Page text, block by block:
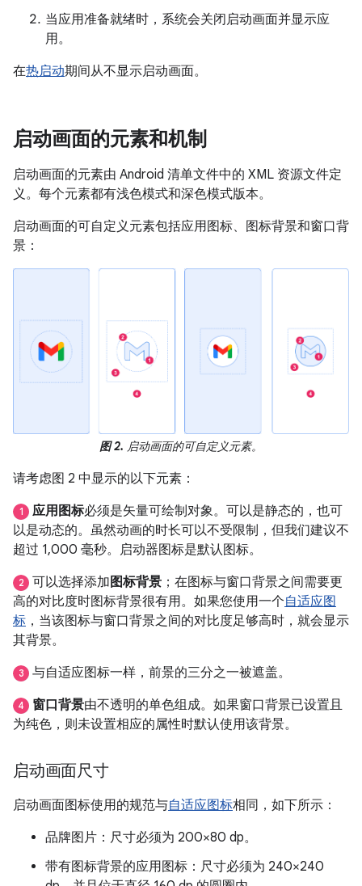
当应用准备就绪时，系统会关闭启动画面并显示应
用。
在热启动期间从不显示启动画面。
启动画面的元素和机制
启动画面的元素由 Android 清单文件中的 XML 资源文件定
义。每个元素都有浅色模式和深色模式版本。
启动画面的可自定义元素包括应用图标、图标背景和窗口背
景：
图 2. 启动画面的可自定义元素。
请考虑图 2 中显示的以下元素：
1 应用图标必须是矢量可绘制对象。可以是静态的，也可
以是动态的。虽然动画的时长可以不受限制，但我们建议不
超过 1,000 毫秒。启动器图标是默认图标。
2 可以选择添加 图标背景 ；在图标与窗口背景之间需要更
高的对比度时图标背景很有用。如果您使用一个自适应图
标 ，当该图标与窗口背景之间的对比度足够高时，就会显示
其背景。
3 与自适应图标一样，前景的三分之一被遮盖。
4 窗口背景由不透明的单色组成。如果窗口背景已设置且
为纯色，则未设置相应的属性时默认使用该背景。
启动画面尺寸
启动画面图标使用的规范与自适应图标相同，如下所示：
品牌图片：尺寸必须为 200×80 dp。
带有图标背景的应用图标：尺寸必须为 240×240